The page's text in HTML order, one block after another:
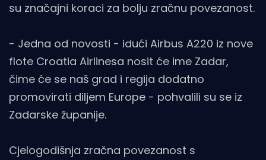
su značajni koraci za bolju zračnu povezanost.
- Jedna od novosti - idući Airbus A220 iz nove
flote Croatia Airlinesa nosit će ime Zadar,
čime će se naš grad i regija dodatno
promovirati diljem Europe - pohvalili su se iz
Zadarske županije.
Cjelogodišnja zračna povezanost s